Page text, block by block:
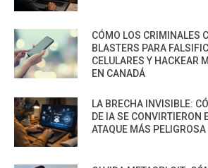
CÓMO LOS CRIMINALES
BLASTERS PARA
CELULARES Y HACKEAR
EN CANADÁ
LA BRECHA INVISIBLE:
DE IA SE CONVIRTIERON
ATAQUE MÁS